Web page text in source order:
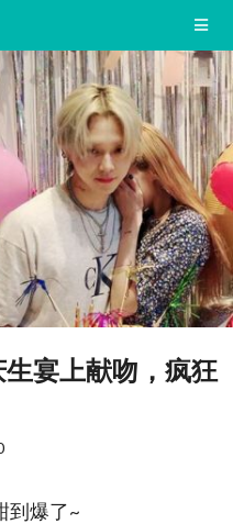
宴上献吻，疯狂
到爆了~